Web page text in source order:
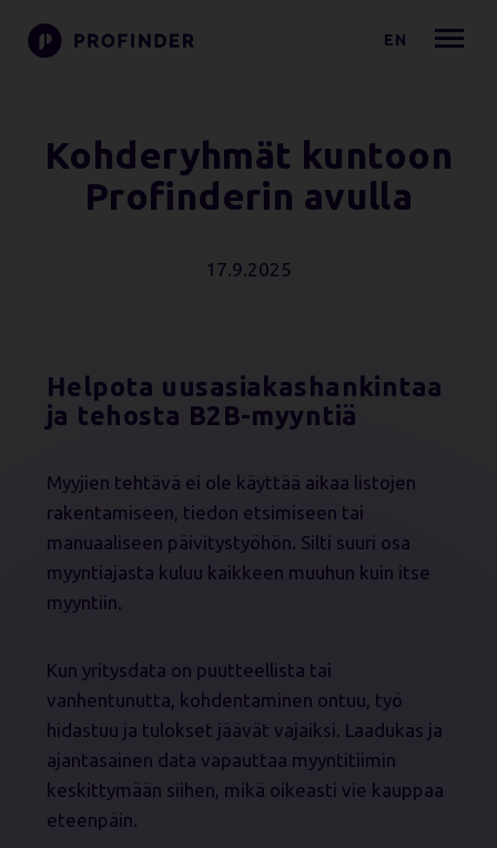
EN
Kohderyhmät kuntoon
Profinderin avulla
17.9.2025
Helpota uusasiakashankintaa
ja tehosta B2B-myyntiä
Myyjien tehtävä ei ole käyttää aikaa listojen
rakentamiseen, tiedon etsimiseen tai
manuaaliseen päivitystyöhön. Silti suuri osa
myyntiajasta kuluu kaikkeen muuhun kuin itse
myyntiin.
Kun yritysdata on puutteellista tai
vanhentunutta, kohdentaminen ontuu, työ
hidastuu ja tulokset jäävät vajaiksi. Laadukas ja
ajantasainen data vapauttaa myyntitiimin
keskittymään siihen, mikä oikeasti vie kauppaa
eteenpäin.